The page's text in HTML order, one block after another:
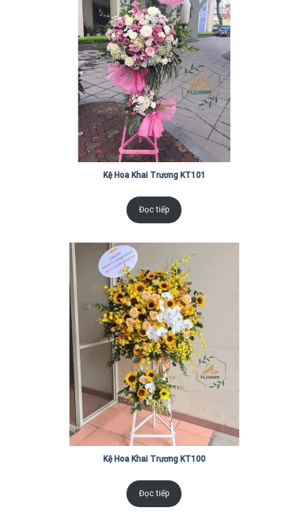
Kệ Hoa Khai Trương KT101
Đọc tiếp
Kệ Hoa Khai Trương KT100
Đọc tiếp